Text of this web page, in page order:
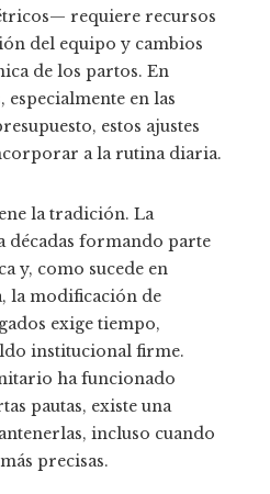
requiere recursos
del equipo y cambios
de los partos. En
especialmente en las
estos ajustes
a la rutina diaria.
la tradición. La
décadas formando parte
y, como sucede en
la modificación de
exige tiempo,
institucional firme.
ha funcionado
pautas, existe una
incluso cuando
precisas.